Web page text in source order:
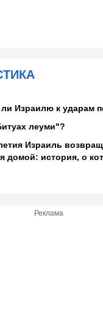
Израилю к ударам
леуми"?
Израиль
домой: история, о
Реклама